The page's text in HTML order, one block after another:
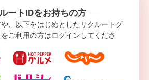
ートIDをお持ちの方
、以下をはじめとしたリクルートグ
ご利用の方はログインしてくださ